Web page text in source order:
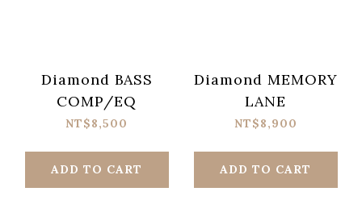
Diamond BASS
COMP/EQ
NT$8,500
ADD TO CART
Diamond MEMORY
LANE
NT$8,900
ADD TO CART